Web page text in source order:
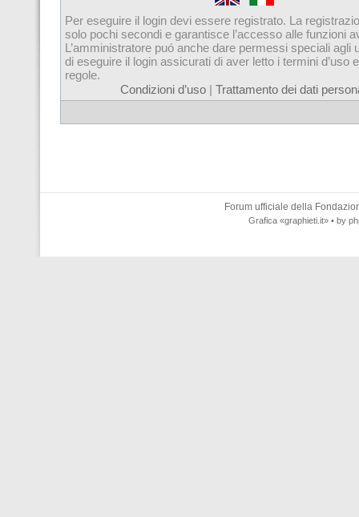
Per eseguire il login devi essere registrato. La
solo pochi secondi e garantisce l’accesso alle funzioni
L’amministratore puó anche dare permessi speciali agli
di eseguire il login assicurati di aver letto i termini d’uso
regole.
Condizioni d’uso | Trattamento dei dati
Forum ufficiale della
Grafica «graphieti.it» • by